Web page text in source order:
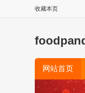
收藏本页
网站首页